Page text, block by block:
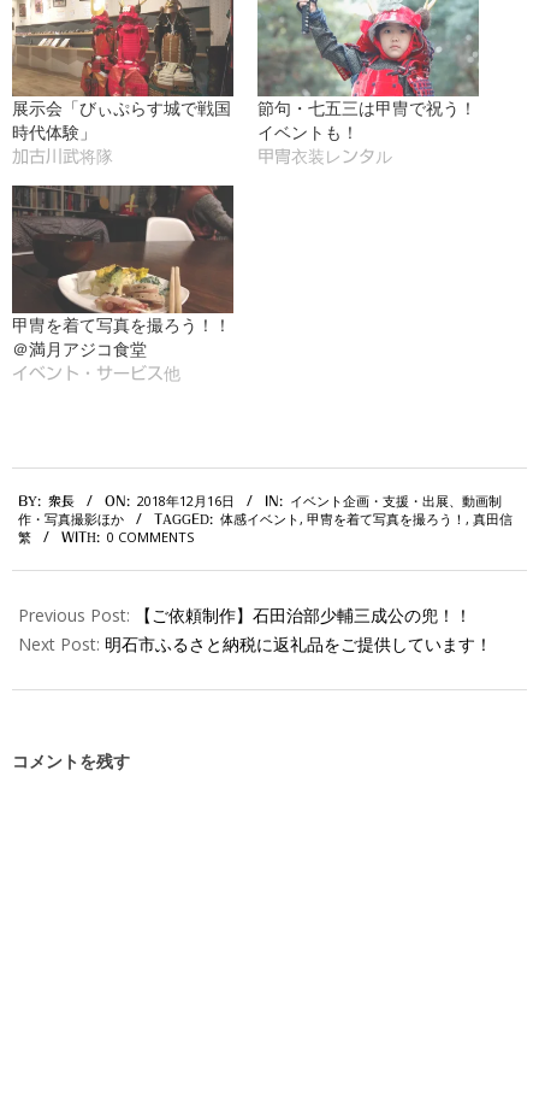
展示会「びぃぷらす城で戦国
時代体験」
加古川武将隊
節句・七五三は甲冑で祝う！
イベントも！
甲冑衣装レンタル
甲冑を着て写真を撮ろう！！
＠満月アジコ食堂
イベント・サービス他
12-
16
BY: 衆長 ON: 2018年12月16日 IN:
イベント企画・支援・出展、動画制
作・写真撮影ほか
TAGGED: 体感イベント, 甲冑を着て写真を撮ろう！ , 真田信
繁
WITH: 0 COMMENTS
Previous Post:
【ご依頼制作】石田治部少輔三成公の兜！！
Next Post: 明石市ふるさと納税に返礼品をご提供しています！
コメントを残す